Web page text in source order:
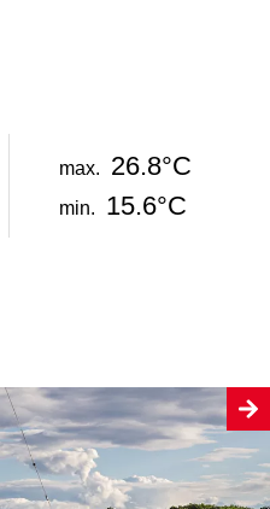
max. 26.8°C
min. 15.6°C